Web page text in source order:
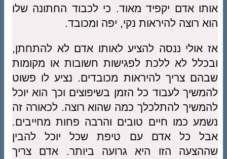
אותו אדם יקפיד מאוד. כי לכבוד החתונה שלו
הוא רוצה להיראות נקי, יפה ומכובד.
אז אולי ננסה להציע לאותו אדם לא להתחתן,
ובכלל לא ללכת לפגישות חשובות או מקומות
שבהם צריך להיראות מכובדים. נציע לו פשוט
להמשיך לעבוד כל הזמן בשיפוצים וכך הוא יוכל
להמשיך להתלכלך כמה שהוא רוצה. לכאורה זה
נשמע כמו חיים טובים והרבה פחות מחייבים.
אבל כל אדם עם טיפת שכל יוכל להבין
שההצעה הזו היא גרועה ביותר. אדם צריך